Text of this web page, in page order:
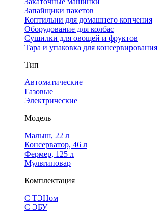
Запайщики пакетов
Коптильни для домашнего копчения
Оборудование для колбас
Сушилки для овощей и фруктов
Тара и упаковка для консервирования
Тип
Автоматические
Газовые
Электрические
Модель
Малыш, 22 л
Консерватор, 46 л
Фермер, 125 л
Мультиповар
Комплектация
С ТЭНом
С ЭБУ